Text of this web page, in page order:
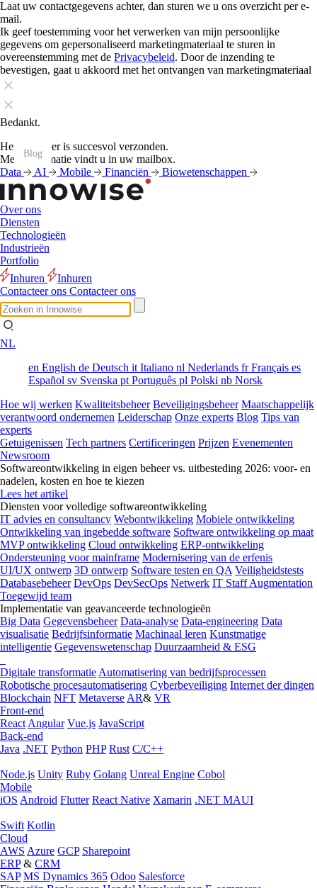
Laat uw contactgegevens achter, dan sturen we u ons overzicht per e-
mail.
Ik geef toestemming voor het verwerken van mijn persoonlijke
gegevens om gepersonaliseerd marketingmateriaal te sturen in
overeenstemming met de Privacybeleid. Door de inzending te
bevestigen, gaat u akkoord met het ontvangen van marketingmateriaal
Bedankt.
Het formulier is succesvol verzonden.
Meer informatie vindt u in uw mailbox.
Data
AI Mobile Financiën Biowetenschappen
Over ons
Diensten
Technologieën
Industrieën
Portfolio
Inhuren
Inhuren
Contacteer ons Contacteer ons
NL
en English de Deutsch it Italiano nl Nederlands frFrançais es
Español sv Svenska pt Português pl Polski nb Norsk
Hoe wij werken Kwaliteitsbeheer Beveiligingsbeheer Maatschappelijk
verantwoord ondernemen Leiderschap Onze experts Blog Tips van
experts
Getuigenissen Tech partners Certificeringen Prijzen Evenementen
Newsroom
Softwareontwikkeling in eigen beheer vs. uitbesteding 2026: voor- en
nadelen, kosten en hoe te kiezen
Lees het artikel
Diensten voor volledige softwareontwikkeling
IT advies en consultancy Webontwikkeling Mobiele ontwikkeling
Ontwikkeling van ingebedde software Software ontwikkeling op maat
MVP ontwikkeling Cloud ontwikkeling ERP-ontwikkeling
Ondersteuning voor mainframe Modernisering van de erfenis
UI/UX ontwerp 3D ontwerp Software testen en QA Veiligheidstests
Databasebeheer DevOps DevSecOps Netwerk IT Staff Augmentation
Toegewijd team
Implementatie van geavanceerde technologieën
Big Data Gegevensbeheer Data-analyse Data-engineering Data
visualisatie Bedrijfsinformatie Machinaal leren Kunstmatige
intelligentie Gegevenswetenschap Duurzaamheid & ESG
Digitale transformatie Automatisering van bedrijfsprocessen
Robotische procesautomatisering Cyberbeveiliging Internet der dingen
Blockchain NFT Metaverse AR& VR
Front-end
React Angular Vue.js JavaScript
Back-end
Java .NET Python PHP Rust C/C++
Node.js Unity Ruby Golang Unreal Engine Cobol
Mobile
iOS Android Flutter React Native Xamarin .NET MAUI
Swift Kotlin
Cloud
AWS Azure GCP Sharepoint
ERP& CRM
SAP MS Dynamics 365 Odoo Salesforce
Blog
Blog
Blog
Blog
Blog
Blog
Blog
Blog
Blog
Blog
Blog
Blog